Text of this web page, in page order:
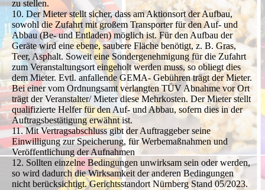
zu stellen.
10. Der Mieter stellt sicher, dass am Aktionsort der Aufbau,
sowohl die Zufahrt mit großem Transporter für den Auf- und
Abbau (Be- und Entladen) möglich ist. Für den Aufbau der
Geräte wird eine ebene, saubere Fläche benötigt, z. B. Gras,
Teer, Asphalt. Soweit eine Sondergenehmigung für die Zufahrt
zum Veranstaltungsort eingeholt werden muss, so obliegt dies
dem Mieter. Evtl. anfallende GEMA- Gebühren trägt der Mieter.
Bei einer vom Ordnungsamt verlangten TÜV Abnahme vor Ort
trägt der Veranstalter/ Mieter diese Mehrkosten. Der Mieter stellt
qualifizierte Helfer für den Auf- und Abbau, sofern dies in der
Auftragsbestätigung erwähnt ist.
11. Mit Vertragsabschluss gibt der Auftraggeber seine
Einwilligung zur Speicherung, für Werbemaßnahmen und
Veröffentlichung der Aufnahmen
12. Sollten einzelne Bedingungen unwirksam sein oder werden,
so wird dadurch die Wirksamkeit der anderen Bedingungen
nicht berücksichtigt. Gerichtsstandort Nürnberg Stand 05/2023.